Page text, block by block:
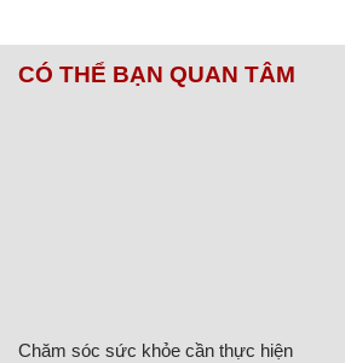
CÓ THỂ BẠN QUAN TÂM
Chăm sóc sức khỏe cần thực hiện